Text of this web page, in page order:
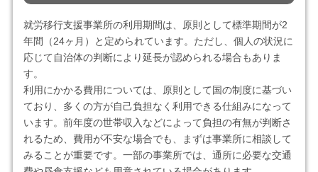
就労移行支援事業所の利用期間は、原則として標準期間が2
年間（24ヶ月）と定められています。ただし、個人の状況に
応じて自治体の判断により延長が認められる場合もありま
す。
利用にかかる費用については、原則として国の制度に基づい
ており、多くの方が自己負担なく利用できる仕組みになって
います。前年度の世帯収入などによって負担の有無が判断さ
れるため、費用が不安な場合でも、まずは事業所に相談して
みることが重要です。一部の事業所では、通所に必要な交通